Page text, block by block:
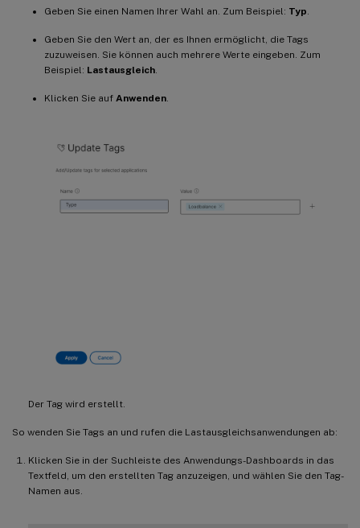
Geben Sie einen Namen Ihrer Wahl an. Zum Beispiel: Typ.
Geben Sie den Wert an, der es Ihnen ermöglicht, die Tags
zuzuweisen. Sie können auch mehrere Werte eingeben. Zum
Beispiel: Lastausgleich.
Klicken Sie auf Anwenden.
Der Tag wird erstellt.
So wenden Sie Tags an und rufen die Lastausgleichsanwendungen ab:
Klicken Sie in der Suchleiste des Anwendungs-Dashboards in das
Textfeld, um den erstellten Tag anzuzeigen, und wählen Sie den Tag-
Namen aus.